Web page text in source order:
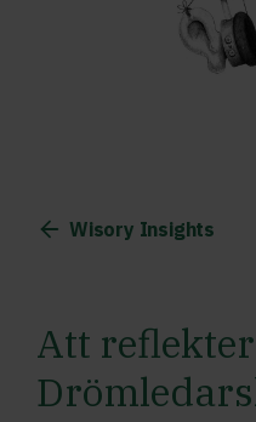
Wisory Insights
Att